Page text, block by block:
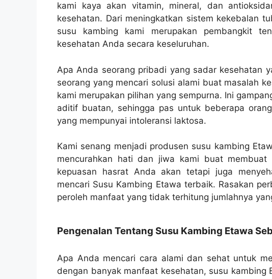
kami kaya akan vitamin, mineral, dan
kesehatan. Dari meningkatkan sistem kekebalan
susu kambing kami merupakan pembangkit
kesehatan Anda secara keseluruhan.
Apa Anda seorang pribadi yang sadar kesehatan
seorang yang mencari solusi alami buat masalah
kami merupakan pilihan yang sempurna. Ini
aditif buatan, sehingga pas untuk beberapa
yang mempunyai intoleransi laktosa.
Kami senang menjadi produsen susu kambing
mencurahkan hati dan jiwa kami buat
kepuasan hasrat Anda akan tetapi juga
mencari Susu Kambing Etawa terbaik. Rasakan
peroleh manfaat yang tidak terhitung jumlahnya
Pengenalan Tentang Susu Kambing Etawa
Apa Anda mencari cara alami dan sehat untuk
dengan banyak manfaat kesehatan, susu kambing